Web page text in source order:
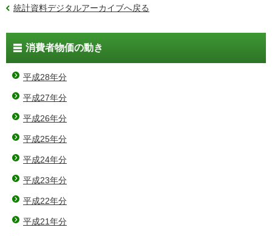
統計資料デジタルアーカイブへ戻る
消費者物価の動き
平成28年分
平成27年分
平成26年分
平成25年分
平成24年分
平成23年分
平成22年分
平成21年分